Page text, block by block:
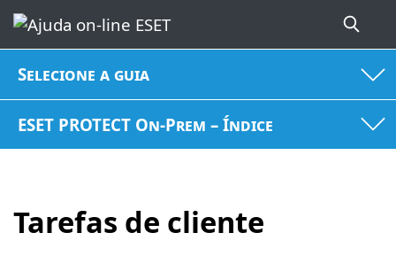
Selecione a guia
ESET PROTECT On-Prem – Índice
Tarefas de cliente